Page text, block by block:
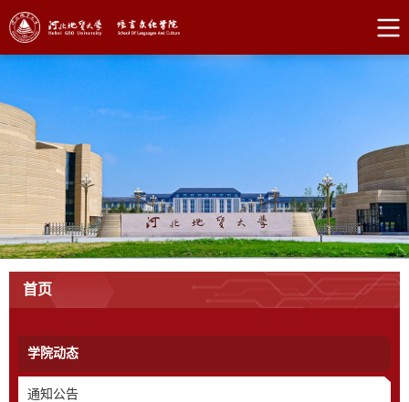
首页
学院动态
通知公告